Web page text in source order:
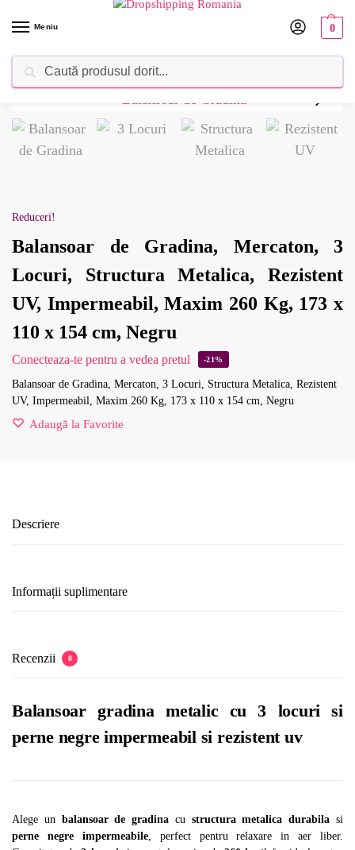
Meniu 0
Dropshipping Romania⚡ Furnizorul tău de produse
Reduceri!
Balansoar de Gradina, Mercaton, 3
Locuri, Structura Metalica, Rezistent
UV, Impermeabil, Maxim 260 Kg, 173 x
110 x 154 cm, Negru
Conecteaza-te pentru a vedea pretul -21%
Balansoar de Gradina, Mercaton, 3 Locuri, Structura Metalica, Rezistent
UV, Impermeabil, Maxim 260 Kg, 173 x 110 x 154 cm, Negru
Adaugă la Favorite
Descriere
Informații suplimentare
Recenzii 0
Balansoar gradina metalic cu 3 locuri si
perne negre impermeabil si rezistent uv
Alege un balansoar de gradina cu structura metalica durabila si
perne negre impermeabile, perfect pentru relaxare in aer liber.